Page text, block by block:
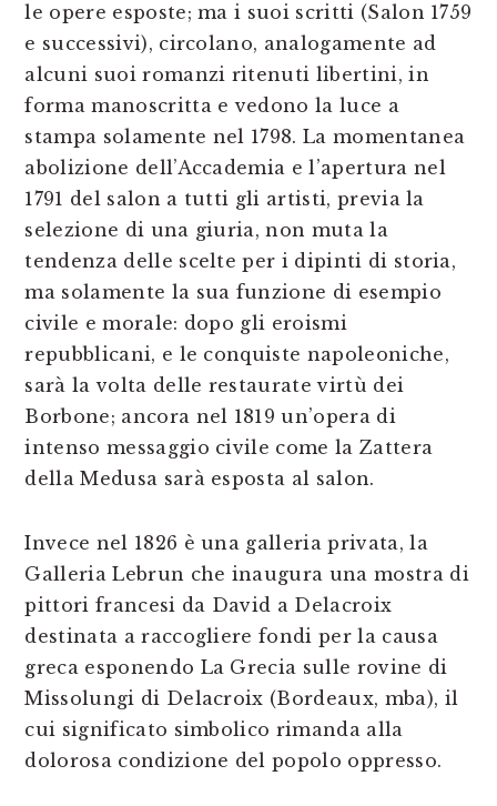
le opere esposte; ma i suoi scritti (Salon 1759
e successivi), circolano, analogamente ad
alcuni suoi romanzi ritenuti libertini, in
forma manoscritta e vedono la luce a
stampa solamente nel 1798. La momentanea
abolizione dell’Accademia e l’apertura nel
1791 del salon a tutti gli artisti, previa la
selezione di una giuria, non muta la
tendenza delle scelte per i dipinti di storia,
ma solamente la sua funzione di esempio
civile e morale: dopo gli eroismi
repubblicani, e le conquiste napoleoniche,
sarà la volta delle restaurate virtù dei
Borbone; ancora nel 1819 un’opera di
intenso messaggio civile come la Zattera
della Medusa sarà esposta al salon.
Invece nel 1826 è una galleria privata, la
Galleria Lebrun che inaugura una mostra di
pittori francesi da David a Delacroix
destinata a raccogliere fondi per la causa
greca esponendo La Grecia sulle rovine di
Missolungi di Delacroix (Bordeaux, mba), il
cui significato simbolico rimanda alla
dolorosa condizione del popolo oppresso.